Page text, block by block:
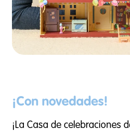
¡Con novedades!
¡La Casa de celebraciones